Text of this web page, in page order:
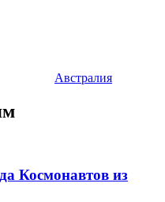
Австралия
Космонавтов из